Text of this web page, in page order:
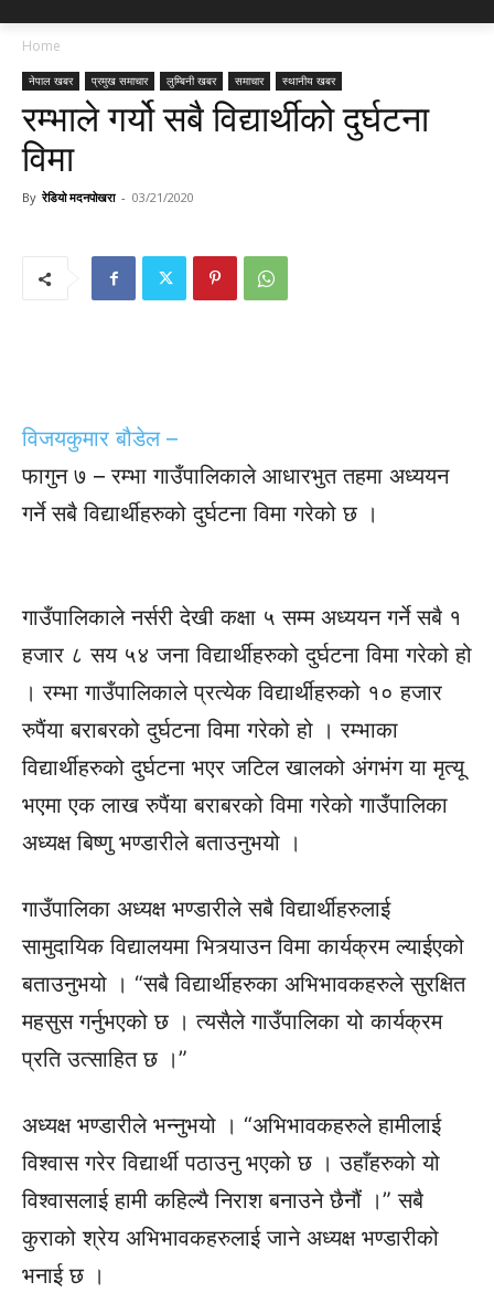
Home
नेपाल खबर प्रमुख समाचार लुम्बिनी खबर समाचार स्थानीय खबर
रम्भाले गर्यो सबै विद्यार्थीको दुर्घटना
विमा
By रेडियो मदनपोखरा - 03/21/2020
विजयकुमार बौडेल –
फागुन ७ – रम्भा गाउँपालिकाले आधारभुत तहमा अध्ययन
गर्ने सबै विद्यार्थीहरुको दुर्घटना विमा गरेको छ ।
गाउँपालिकाले नर्सरी देखी कक्षा ५ सम्म अध्ययन गर्ने सबै १
हजार ८ सय ५४ जना विद्यार्थीहरुको दुर्घटना विमा गरेको हो
। रम्भा गाउँपालिकाले प्रत्येक विद्यार्थीहरुको १० हजार
रुपैंया बराबरको दुर्घटना विमा गरेको हो । रम्भाका
विद्यार्थीहरुको दुर्घटना भएर जटिल खालको अंगभंग या मृत्यू
भएमा एक लाख रुपैंया बराबरको विमा गरेको गाउँपालिका
अध्यक्ष बिष्णु भण्डारीले बताउनुभयो ।
गाउँपालिका अध्यक्ष भण्डारीले सबै विद्यार्थीहरुलाई
सामुदायिक विद्यालयमा भित्र्याउन विमा कार्यक्रम ल्याईएको
बताउनुभयो । “सबै विद्यार्थीहरुका अभिभावकहरुले सुरक्षित
महसुस गर्नुभएको छ । त्यसैले गाउँपालिका यो कार्यक्रम
प्रति उत्साहित छ ।”
अध्यक्ष भण्डारीले भन्नुभयो । “अभिभावकहरुले हामीलाई
विश्वास गरेर विद्यार्थी पठाउनु भएको छ । उहाँहरुको यो
विश्वासलाई हामी कहिल्यै निराश बनाउने छैनौं ।” सबै
कुराको श्रेय अभिभावकहरुलाई जाने अध्यक्ष भण्डारीको
भनाई छ ।